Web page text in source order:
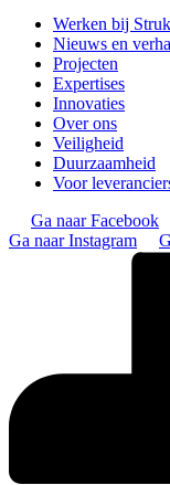
Werken bij
Nieuws en
Projecten
Expertises
Innovaties
Over ons
Veiligheid
Duurzaamheid
Voor
Ga naar Facebook
Ga naar Instagram